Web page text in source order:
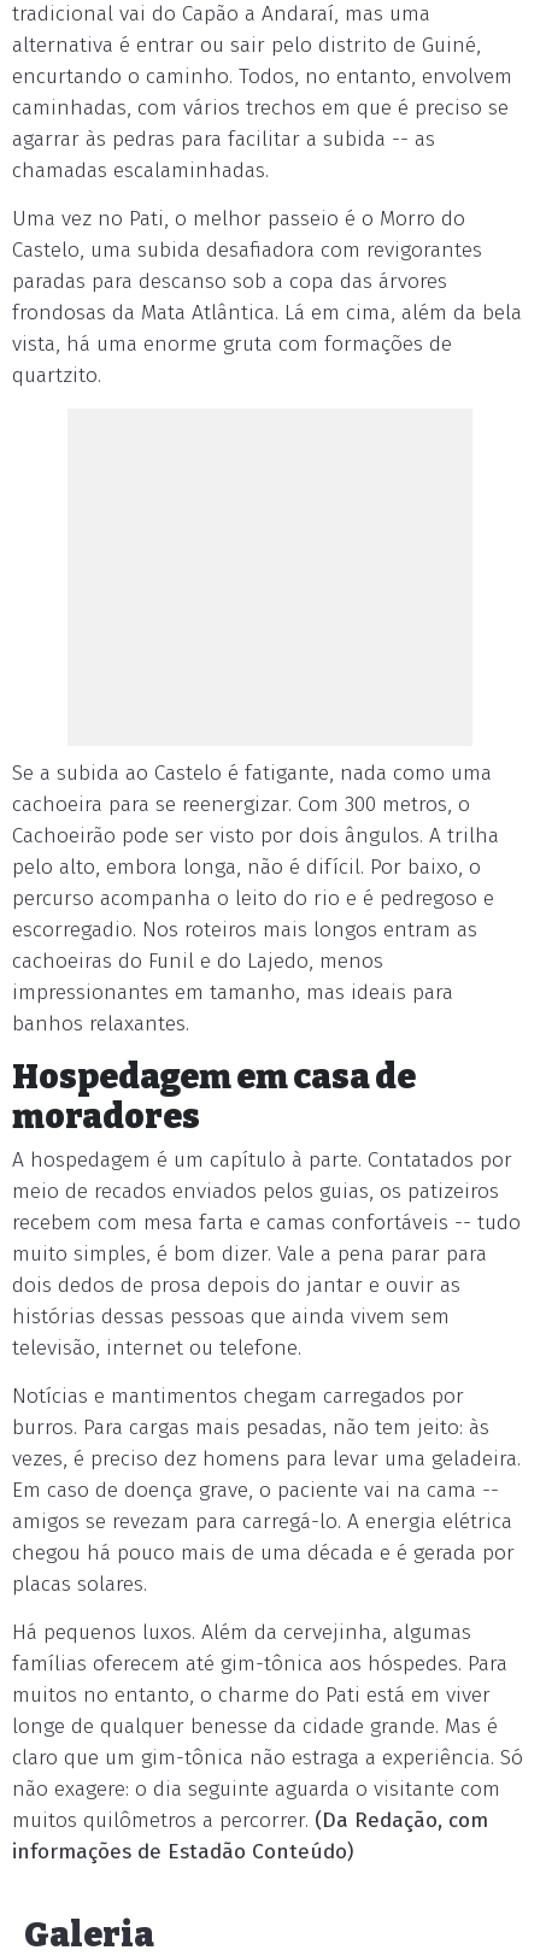
tradicional vai do Capão a Andaraí, mas uma
alternativa é entrar ou sair pelo distrito de Guiné,
encurtando o caminho. Todos, no entanto, envolvem
caminhadas, com vários trechos em que é preciso se
agarrar às pedras para facilitar a subida -- as
chamadas escalaminhadas.
Uma vez no Pati, o melhor passeio é o Morro do
Castelo, uma subida desafiadora com revigorantes
paradas para descanso sob a copa das árvores
frondosas da Mata Atlântica. Lá em cima, além da bela
vista, há uma enorme gruta com formações de
quartzito.
Se a subida ao Castelo é fatigante, nada como uma
cachoeira para se reenergizar. Com 300 metros, o
Cachoeirão pode ser visto por dois ângulos. A trilha
pelo alto, embora longa, não é difícil. Por baixo, o
percurso acompanha o leito do rio e é pedregoso e
escorregadio. Nos roteiros mais longos entram as
cachoeiras do Funil e do Lajedo, menos
impressionantes em tamanho, mas ideais para
banhos relaxantes.
Hospedagem em casa de
moradores
A hospedagem é um capítulo à parte. Contatados por
meio de recados enviados pelos guias, os patizeiros
recebem com mesa farta e camas confortáveis -- tudo
muito simples, é bom dizer. Vale a pena parar para
dois dedos de prosa depois do jantar e ouvir as
histórias dessas pessoas que ainda vivem sem
televisão, internet ou telefone.
Notícias e mantimentos chegam carregados por
burros. Para cargas mais pesadas, não tem jeito: às
vezes, é preciso dez homens para levar uma geladeira.
Em caso de doença grave, o paciente vai na cama --
amigos se revezam para carregá-lo. A energia elétrica
chegou há pouco mais de uma década e é gerada por
placas solares.
Há pequenos luxos. Além da cervejinha, algumas
famílias oferecem até gim-tônica aos hóspedes. Para
muitos no entanto, o charme do Pati está em viver
longe de qualquer benesse da cidade grande. Mas é
claro que um gim-tônica não estraga a experiência. Só
não exagere: o dia seguinte aguarda o visitante com
muitos quilômetros a percorrer. (Da Redação, com
informações de Estadão Conteúdo)
Galeria